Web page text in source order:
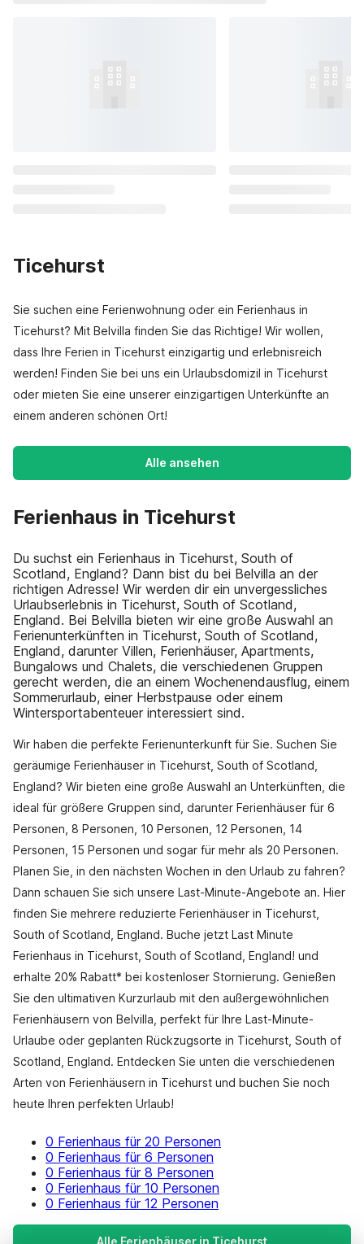
Ticehurst
Sie suchen eine Ferienwohnung oder ein Ferienhaus in
Ticehurst? Mit Belvilla finden Sie das Richtige! Wir wollen,
dass Ihre Ferien in Ticehurst einzigartig und erlebnisreich
werden! Finden Sie bei uns ein Urlaubsdomizil in Ticehurst
oder mieten Sie eine unserer einzigartigen Unterkünfte an
einem anderen schönen Ort!
Alle ansehen
Ferienhaus in Ticehurst
Du suchst ein Ferienhaus in Ticehurst, South of
Scotland, England? Dann bist du bei Belvilla an der
richtigen Adresse! Wir werden dir ein unvergessliches
Urlaubserlebnis in Ticehurst, South of Scotland,
England. Bei Belvilla bieten wir eine große Auswahl an
Ferienunterkünften in Ticehurst, South of Scotland,
England, darunter Villen, Ferienhäuser, Apartments,
Bungalows und Chalets, die verschiedenen Gruppen
gerecht werden, die an einem Wochenendausflug, einem
Sommerurlaub, einer Herbstpause oder einem
Wintersportabenteuer interessiert sind.
Wir haben die perfekte Ferienunterkunft für Sie. Suchen Sie
geräumige Ferienhäuser in Ticehurst, South of Scotland,
England? Wir bieten eine große Auswahl an Unterkünften, die
ideal für größere Gruppen sind, darunter Ferienhäuser für 6
Personen, 8 Personen, 10 Personen, 12 Personen, 14
Personen, 15 Personen und sogar für mehr als 20 Personen.
Planen Sie, in den nächsten Wochen in den Urlaub zu fahren?
Dann schauen Sie sich unsere Last-Minute-Angebote an. Hier
finden Sie mehrere reduzierte Ferienhäuser in Ticehurst,
South of Scotland, England. Buche jetzt Last Minute
Ferienhaus in Ticehurst, South of Scotland, England! und
erhalte 20% Rabatt* bei kostenloser Stornierung. Genießen
Sie den ultimativen Kurzurlaub mit den außergewöhnlichen
Ferienhäusern von Belvilla, perfekt für Ihre Last-Minute-
Urlaube oder geplanten Rückzugsorte in Ticehurst, South of
Scotland, England. Entdecken Sie unten die verschiedenen
Arten von Ferienhäusern in Ticehurst und buchen Sie noch
heute Ihren perfekten Urlaub!
0 Ferienhaus für 20 Personen
0 Ferienhaus für 6 Personen
0 Ferienhaus für 8 Personen
0 Ferienhaus für 10 Personen
0 Ferienhaus für 12 Personen
Alle Ferienhäuser in Ticehurst